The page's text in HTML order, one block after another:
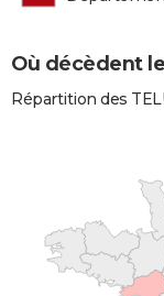
Où décèdent
Répartition des